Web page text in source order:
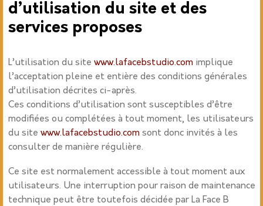
d’utilisation du site et des
services proposes
L’utilisation du site www.lafacebstudio.comimplique
l’acceptation pleine et entière des conditions générales
d’utilisation décrites ci-après.
Ces conditions d’utilisation sont susceptibles d’être
modifiées ou complétées à tout moment, les utilisateurs
du site www.lafacebstudio.comsont donc invités à les
consulter de manière régulière.
Ce site est normalement accessible à tout moment aux
utilisateurs. Une interruption pour raison de maintenance
technique peut être toutefois décidée par La Face B